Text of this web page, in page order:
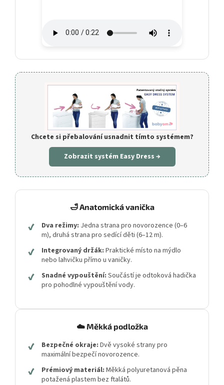
Chcete si přebalování usnadnit tímto systémem?
Zobrazit systém Easy Dress →
🛁 Anatomická vanička
✔ Dva režimy: Jedna strana pro novorozence (0–6
m), druhá strana pro sedící děti (6–12 m).
✔ Integrovaný držák: Praktické místo na mýdlo
nebo lahvičku přímo u vaničky.
✔ Snadné vypouštění: Součástí je odtoková hadička
pro pohodlné vypouštění vody.
☁️ Měkká podložka
✔ Bezpečné okraje: Dvě vysoké strany pro
maximální bezpečí novorozence.
✔ Prémiový materiál: Měkká polyuretanová pěna
potažená plastem bez ftalátů.